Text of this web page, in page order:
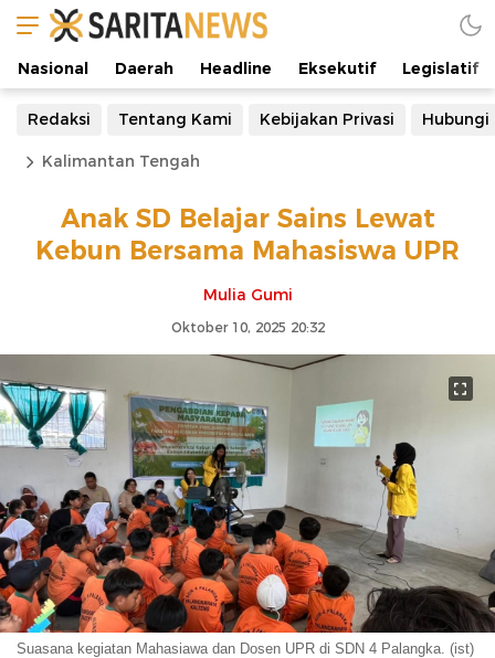
Nasional Daerah Headline Eksekutif Legislatif
Redaksi Tentang Kami Kebijakan Privasi Hubungi
Kalimantan Tengah
Anak SD Belajar Sains Lewat
Kebun Bersama Mahasiswa UPR
Mulia Gumi
Oktober 10, 2025 20:32
Suasana kegiatan Mahasiawa dan Dosen UPR di SDN 4 Palangka. (ist)